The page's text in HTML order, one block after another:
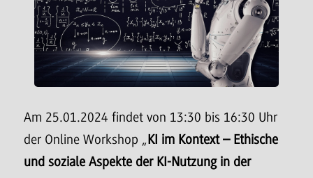
Am 25.01.2024 findet von 13:30 bis 16:30 Uhr
der Online Workshop „ KI im Kontext – Ethische
und soziale Aspekte der KI-Nutzung in der